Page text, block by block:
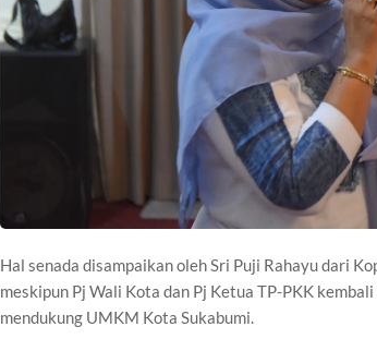
Hal senada disampaikan oleh Sri Puji Rahayu dari
meskipun Pj Wali Kota dan Pj Ketua TP-PKK
mendukung UMKM Kota Sukabumi.